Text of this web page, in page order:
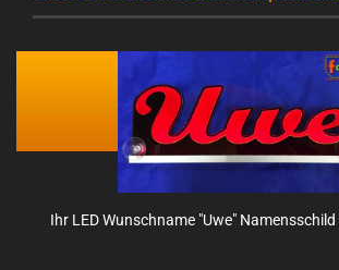
Ihr LED Wunsch­na­me "Uwe"